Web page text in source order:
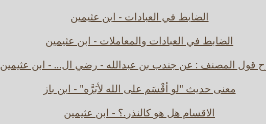
الضابط في العبادات - ابن عثيمين
الضابط في العبادات والمعاملات - ابن عثيمين
قول المصنف : عن جندب بن عبدالله - رضي ال... - ابن عثيمين
معنى حديث "لو أقْسَم على الله لأبَرَّه" - ابن باز
الاقسام هل هو كالنذر.؟ - ابن عثيمين